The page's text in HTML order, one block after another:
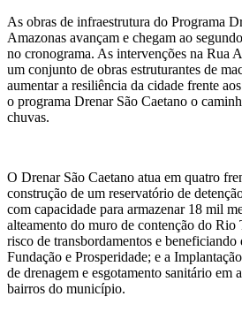
As obras de infraestrutura do Programa
Amazonas avançam e chegam ao
no cronograma. As intervenções na Rua
um conjunto de obras estruturantes de
aumentar a resiliência da cidade frente
o programa Drenar São Caetano o
chuvas.
O Drenar São Caetano atua em quatro
construção de um reservatório de
com capacidade para armazenar 18 mil
alteamento do muro de contenção do Rio
risco de transbordamentos e beneficiando
Fundação e Prosperidade; e a
de drenagem e esgotamento sanitário em
bairros do município.